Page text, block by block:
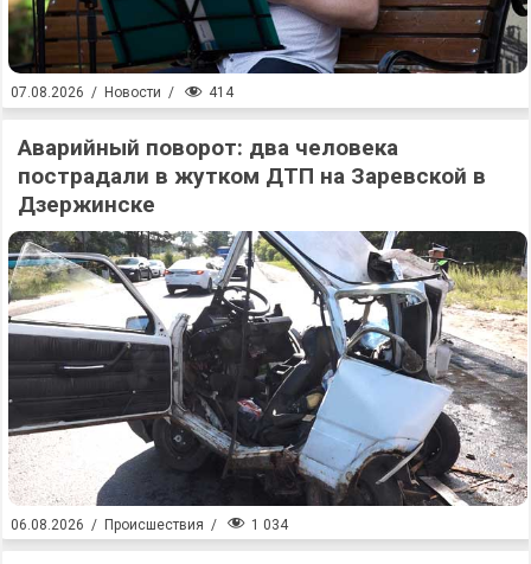
07.08.2026 / Новости / 414
Аварийный поворот: два человека
пострадали в жутком ДТП на Заревской в
Дзержинске
06.08.2026 / Происшествия / 1 034